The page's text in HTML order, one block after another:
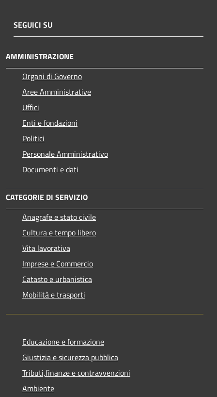
SEGUICI SU
AMMINISTRAZIONE
Organi di Governo
Aree Amministrative
Uffici
Enti e fondazioni
Politici
Personale Amministrativo
Documenti e dati
CATEGORIE DI SERVIZIO
Anagrafe e stato civile
Cultura e tempo libero
Vita lavorativa
Imprese e Commercio
Catasto e urbanistica
Mobilità e trasporti
Educazione e formazione
Giustizia e sicurezza pubblica
Tributi,finanze e contravvenzioni
Ambiente